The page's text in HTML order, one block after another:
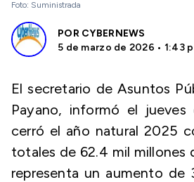
Foto: Suministrada
POR CYBERNEWS
5 de marzo de 2026 • 1:43
El secretario de Asuntos
Payano, informó el
cerró el año natural 2025
totales de 62.4 mil millones
representa un aumento de